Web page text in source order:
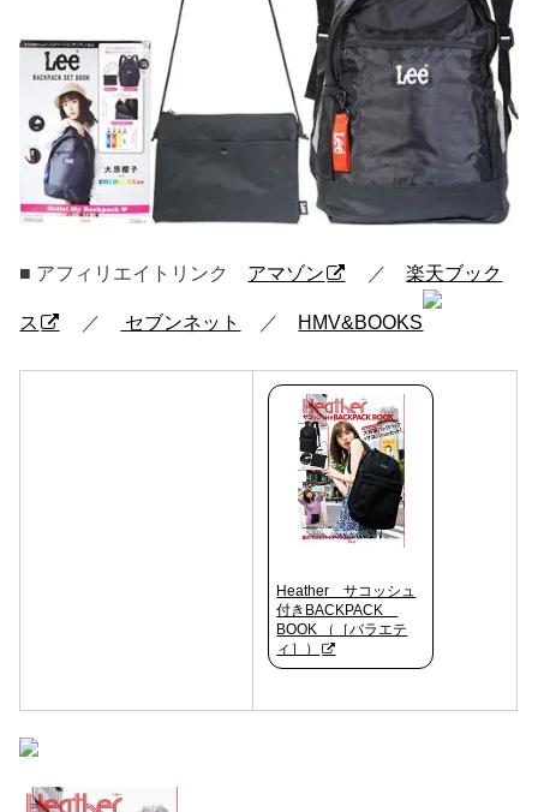
■ アフィリエイトリンク アマゾン ／楽天ブック
ス ／ セブンネット ／ HMV&BOOKS
Heather サコッシュ
付きBACKPACK
BOOK （［バラエテ
ィ］）